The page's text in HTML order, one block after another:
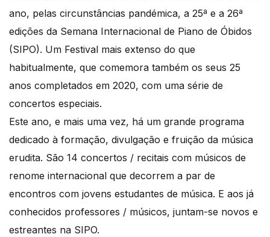
ano, pelas circunstâncias pandémica, a 25ª e a 26ª
edições da Semana Internacional de Piano de Óbidos
(SIPO). Um Festival mais extenso do que
habitualmente, que comemora também os seus 25
anos completados em 2020, com uma série de
concertos especiais.
Este ano, e mais uma vez, há um grande programa
dedicado à formação, divulgação e fruição da música
erudita. São 14 concertos / recitais com músicos de
renome internacional que decorrem a par de
encontros com jovens estudantes de música. E aos já
conhecidos professores / músicos, juntam-se novos e
estreantes na SIPO.